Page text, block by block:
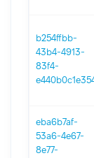
b254ffbb-
43b4-4913-
83f4-
eba6b7af-
53a6-4e67-
8e77-